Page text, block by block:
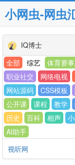
小网虫-网虫
IQ博士
全部
综艺 体育赛
职业社交
网络电视
网站源码
CSS模板
公开课
课程 教学
历史
百科 相声
AI助手
视听网